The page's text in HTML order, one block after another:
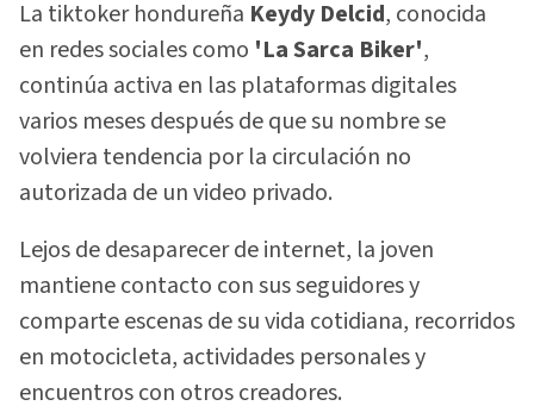
La tiktoker hondureña Keydy Delcid, conocida
en redes sociales como 'La Sarca Biker',
continúa activa en las plataformas digitales
varios meses después de que su nombre se
volviera tendencia por la circulación no
autorizada de un video privado.
Lejos de desaparecer de internet, la joven
mantiene contacto con sus seguidores y
comparte escenas de su vida cotidiana, recorridos
en motocicleta, actividades personales y
encuentros con otros creadores.